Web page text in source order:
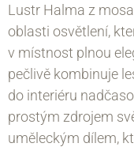
Lustr Halma z
oblasti osvětlení,
v místnost plnou
pečlivě kombinuje
do interiéru
prostým zdrojem
uměleckým dílem,